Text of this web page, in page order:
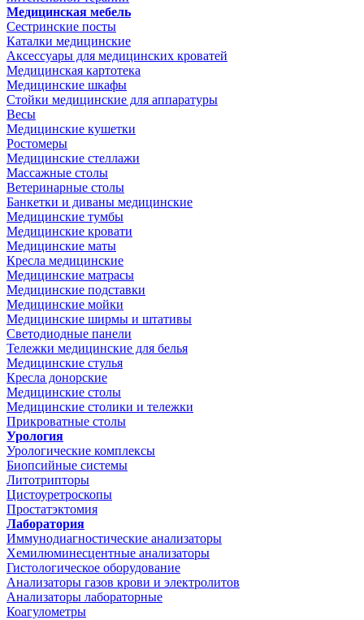
Медицинская мебель
Сестринские посты
Каталки медицинские
Аксессуары для медицинских кроватей
Медицинская картотека
Медицинские шкафы
Стойки медицинские для аппаратуры
Весы
Медицинские кушетки
Ростомеры
Медицинские стеллажи
Массажные столы
Ветеринарные столы
Банкетки и диваны медицинские
Медицинские тумбы
Медицинские кровати
Медицинские маты
Кресла медицинские
Медицинские матрасы
Медицинские подставки
Медицинские мойки
Медицинские ширмы и штативы
Светодиодные панели
Тележки медицинские для белья
Медицинские стулья
Кресла донорские
Медицинские столы
Медицинские столики и тележки
Прикроватные столы
Урология
Урологические комплексы
Биопсийные системы
Литотрипторы
Цистоуретроскопы
Простатэктомия
Лаборатория
Иммунодиагностические анализаторы
Хемилюминесцентные анализаторы
Гистологическое оборудование
Анализаторы газов крови и электролитов
Анализаторы лабораторные
Коагулометры